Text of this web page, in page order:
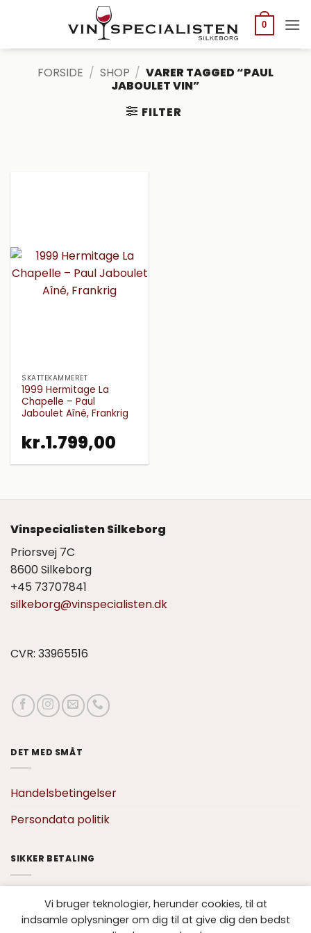
0
FORSIDE / SHOP / VARER TAGGED “PAUL
JABOULET VIN”
FILTER
SKATTEKAMMERET
1999 Hermitage La
Chapelle – Paul
Jaboulet Aîné, Frankrig
kr.1.799,00
Vinspecialisten Silkeborg
Priorsvej 7C
8600 Silkeborg
+45 73707841
silkeborg@vinspecialisten.dk
CVR: 33965516
DET MED SMÅT
Handelsbetingelser
Persondata politik
SIKKER BETALING
Vi bruger teknologier, herunder cookies, til at
indsamle oplysninger om dig til at give dig den bedst